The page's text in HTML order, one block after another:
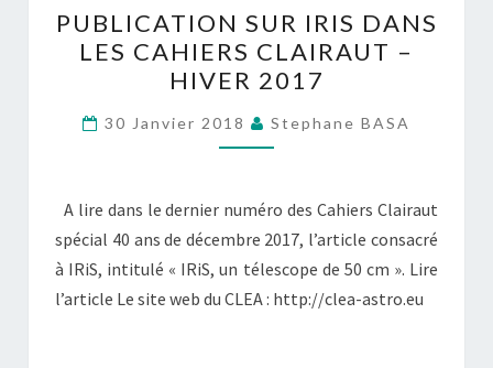
SUR
IRIS
DANS
LES
CAHIERS
–
HIVER
2017
PUBLICATION SUR IRIS DANS
LES CAHIERS CLAIRAUT –
HIVER 2017
30 Janvier 2018 Stephane BASA
A lire dans le dernier numéro des Cahiers Clairaut
spécial 40 ans de décembre 2017, l’article consacré
à IRiS, intitulé « IRiS, un télescope de 50 cm ». Lire
l’article Le site web du CLEA : http://clea-astro.eu